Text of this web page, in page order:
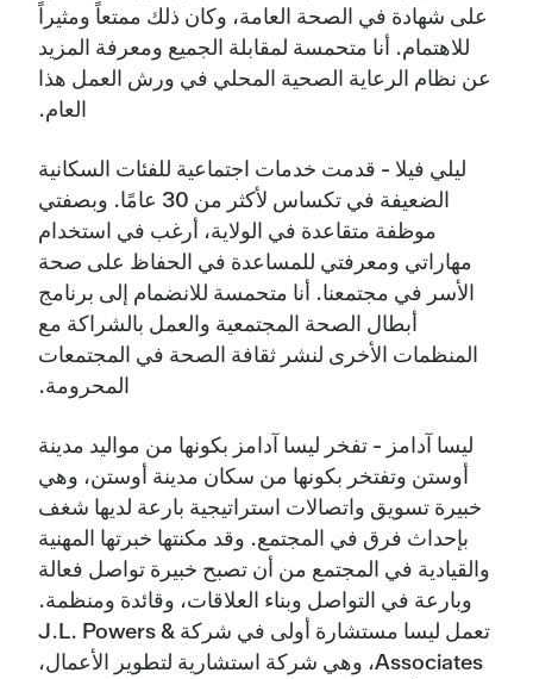
على شهادة في الصحة العامة، وكان ذلك ممتعاً ومثيراً
للاهتمام. أنا متحمسة لمقابلة الجميع ومعرفة المزيد
عن نظام الرعاية الصحية المحلي في ورش العمل هذا
العام.
ليلي فيلا - قدمت خدمات اجتماعية للفئات السكانية
الضعيفة في تكساس لأكثر من 30 عامًا. وبصفتي
موظفة متقاعدة في الولاية، أرغب في استخدام
مهاراتي ومعرفتي للمساعدة في الحفاظ على صحة
الأسر في مجتمعنا. أنا متحمسة للانضمام إلى برنامج
أبطال الصحة المجتمعية والعمل بالشراكة مع
المنظمات الأخرى لنشر ثقافة الصحة في المجتمعات
المحرومة.
ليسا آدامز - تفخر ليسا آدامز بكونها من مواليد مدينة
أوستن وتفتخر بكونها من سكان مدينة أوستن، وهي
خبيرة تسويق واتصالات استراتيجية بارعة لديها شغف
بإحداث فرق في المجتمع. وقد مكنتها خبرتها المهنية
والقيادية في المجتمع من أن تصبح خبيرة تواصل فعالة
وبارعة في التواصل وبناء العلاقات، وقائدة ومنظمة.
تعمل ليسا مستشارة أولى في شركة J.L. Powers &
Associates، وهي شركة استشارية لتطوير الأعمال،